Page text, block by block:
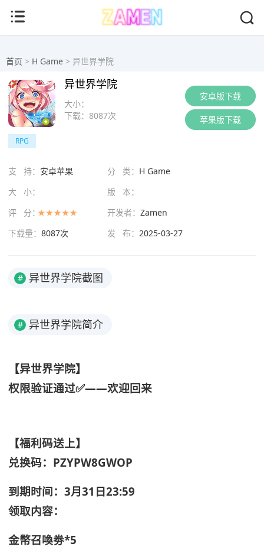
首页 > H Game > 异世界学院
安卓版下载
苹果版下载
大小：
下载： 8087次
异世界学院
RPG
支 持： 安卓苹果 分 类： H Game
大 小：
版 本：
评 分：
开发者： Zamen
下载量： 8087次 发 布： 2025-03-27
# 异世界学院截图
# 异世界学院简介
【异世界学院】
权限验证通过✅——欢迎回来
【福利码送上】
兑换码：PZYPW8GWOP
到期时间：3月31日23:59
领取内容：
金幣召喚劵*5